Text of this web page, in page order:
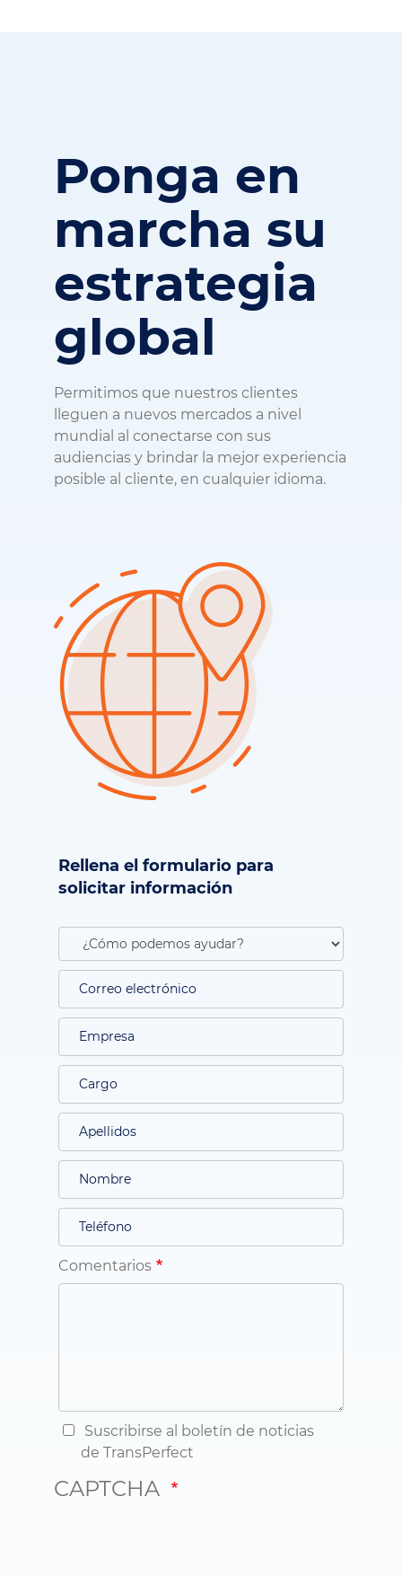
Ponga en
marcha su
estrategia
global
Permitimos que nuestros clientes
lleguen a nuevos mercados a nivel
mundial al conectarse con sus
audiencias y brindar la mejor experiencia
posible al cliente, en cualquier idioma.
Rellena el formulario para
solicitar información
Comentarios
Suscribirse al boletín de noticias
de TransPerfect
CAPTCHA